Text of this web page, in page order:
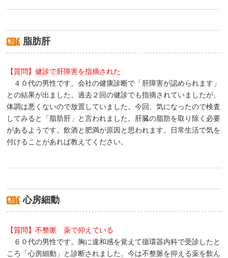
脂肪肝
【質問】健診で肝障害を指摘された
４０代の男性です。会社の健康診断で「肝障害が認められます」
との結果が出ました。過去２回の健診でも指摘されていましたが、
体調は悪くないので放置していました。今回、気になったので検査
してみると「脂肪肝」と言われました。肝臓の脂肪を取り除く必要
があるようです。飲酒と肥満が原因と思われます。日常生活で気を
付けることがあれば教えてください。
心房細動
【質問】不整脈 薬で抑えている
６０代の男性です。胸に違和感を覚えて循環器内科で受診したと
ころ「心房細動」と診断されました。今は不整脈を抑える薬を飲ん